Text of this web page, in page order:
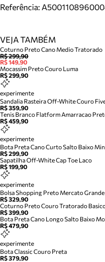
Referência:
VEJA TAMBÉM
Coturno Preto Cano Medio Tratorado
R$ 299,90
R$ 149,90
Mocassim Preto Couro Luma
R$ 299,90
experimente
Sandalia Rasteira Off-White Couro
R$ 359,90
Tenis Branco Flatform Amarracao
R$ 459,90
experimente
Bota Preta Cano Curto Salto Baixo
R$ 299,90
Sapatilha Off-White Cap Toe Laco
R$ 199,90
experimente
Bolsa Shopping Preto Mercato Grande
R$ 329,90
Coturno Preto Couro Tratorado
R$ 399,90
Bota Preta Cano Longo Salto Baixo
R$ 479,90
experimente
Bota Classic Couro Preta
R$ 379,90